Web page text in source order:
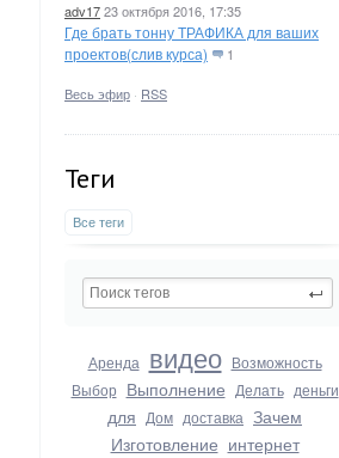
adv1723 октября 2016, 17:35
Где брать тонну ТРАФИКА для ваших
проектов(слив курса)
1
Весь эфир · RSS
Теги
Все теги
Аренда видео Возможность
Выбор Выполнение Делать деньги
для Дом доставка Зачем
Изготовление интернет